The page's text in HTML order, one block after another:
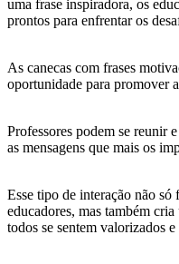
uma frase inspiradora, os
prontos para enfrentar os
As canecas com frases
oportunidade para promover
Professores podem se reunir
as mensagens que mais os
Esse tipo de interação não só
educadores, mas também
todos se sentem valorizados